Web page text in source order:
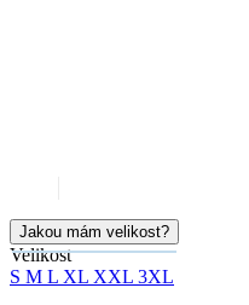
Jakou mám velikost?
Velikost
S M L XL XXL 3XL